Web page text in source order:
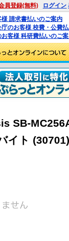
員登録(無料) ログイン
請求書払いのご案内
のお客様 校費・公費
客様 科研費払いのご
SB-
イト (30701)